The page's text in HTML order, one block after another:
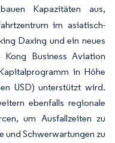
Kapazitäten aus,
im asiatisch-
Daxing und ein neues
Business Aviation
in Höhe
USD) unterstützt wird.
ebenfalls regionale
um Ausfallzeiten zu
und Schwerwartungen zu